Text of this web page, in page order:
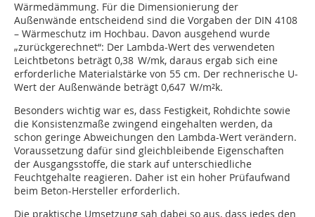
Wärmedämmung. Für die Dimensionierung der
Außenwände entscheidend sind die Vorgaben der DIN 4108
– Wärmeschutz im Hochbau. Davon ausgehend wurde
„zurückgerechnet“: Der Lambda-Wert des verwendeten
Leichtbetons beträgt 0,38 W/mk, daraus ergab sich eine
erforderliche Materialstärke von 55 cm. Der rechnerische U-
Wert der Außenwände beträgt 0,647 W/m²k.
Besonders wichtig war es, dass Festigkeit, Rohdichte sowie
die Konsistenzmaße zwingend eingehalten werden, da
schon geringe Abweichungen den Lambda-Wert verändern.
Voraussetzung dafür sind gleichbleibende Eigenschaften
der Ausgangsstoffe, die stark auf unterschiedliche
Feuchtgehalte reagieren. Daher ist ein hoher Prüfaufwand
beim Beton-Hersteller erforderlich.
Die praktische Umsetzung sah dabei so aus, dass jedes den